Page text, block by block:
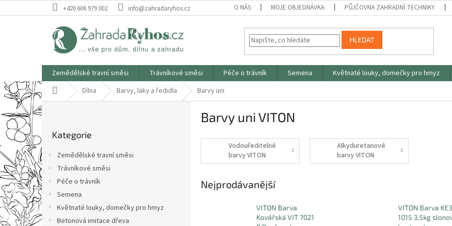
na
+420 606 979 002 info@zahradaryhos.cz O NÁS MOJE OBJEDNÁVKA PŮJČOVNA ZAHRADNÍ TECHNIKY
HLEDAT
Zemědělské travní směsi Trávníkové směsi Péče o trávník Semena Květnaté louky, domečky pro hmyz
Domů Dílna Barvy, laky a ředidla Barvy uni
P
o
r
a
n
n
í
p
a
kategorie
Kategorie
Zemědělské travní směsi
Trávníkové směsi
Péče o trávník
Semena
Květnaté louky, domečky pro hmyz
Betonová imitace dřeva
Barvy uni VITON
Vodouředitelné
barvy VITON
Alkyduretanové
barvy VITON
Nejprodávanější
VITON Barva
Kovářská VIT 7021
VITON Barva
1015 3,5kg